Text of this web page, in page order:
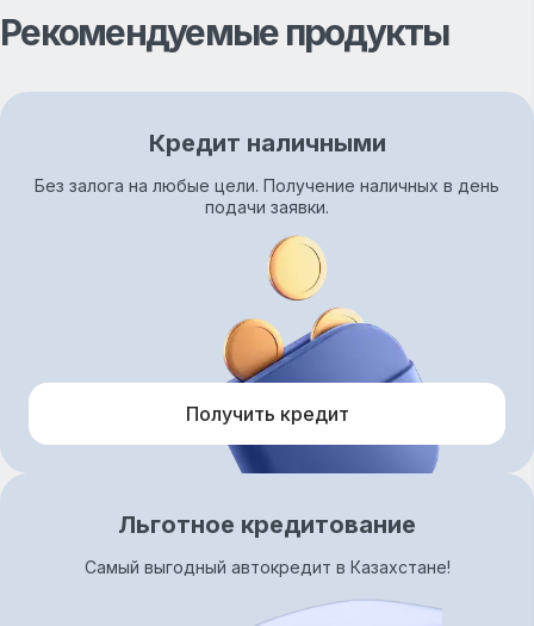
Рекомендуемые продукты
Кредит наличными
Без залога на любые цели. Получение наличных в день
подачи заявки.
Получить кредит
Льготное кредитование
Самый выгодный автокредит в Казахстане!